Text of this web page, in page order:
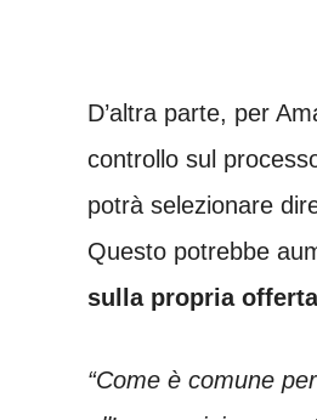
D’altra parte, per
controllo sul
potrà selezionare
Questo potrebbe
sulla propria
“Come è comune